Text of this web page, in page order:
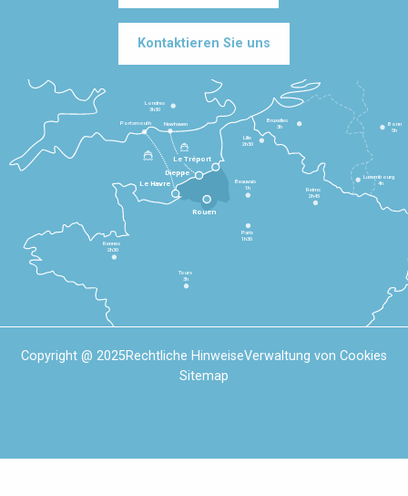
Kontaktieren Sie uns
Le Havre
Dieppe
Le Tréport
Rennes
2h30
Tours
3h
Paris
1h30
Beauvais
1h
Reims
2h45
Lille
2h30
Bruxelles
3h
Londres
3h30
Newhaven
Portsmouth
Bonn
5h
Luxembourg
4h
Rouen
Copyright @ 2025Rechtliche HinweiseVerwaltung von Cookies
Sitemap